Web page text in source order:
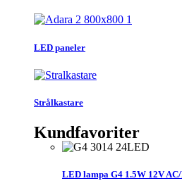
LED paneler
Strålkastare
Kundfavoriter
LED lampa G4 1.5W 12V